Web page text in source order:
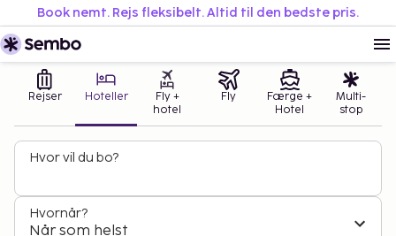
Book nemt. Rejs fleksibelt. Altid til den bedste pris.
Rejser Hoteller
Fly +
hotel
Fly
Færge +
Hotel
Multi-
stop
Hvor vil du bo?
Hvornår?
Når som helst